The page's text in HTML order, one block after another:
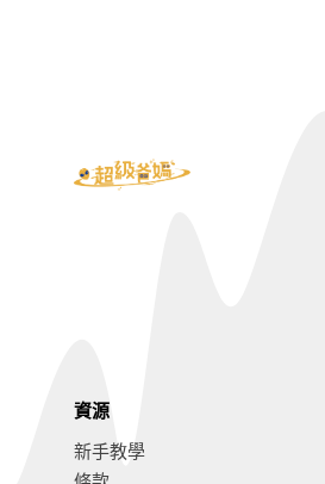
資源
新手教學